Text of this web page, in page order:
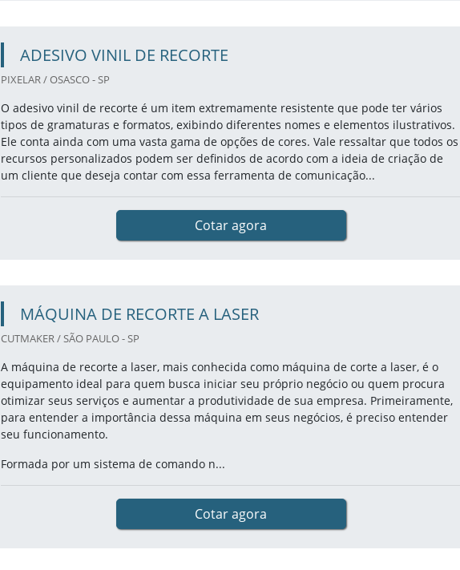
ADESIVO VINIL DE RECORTE
PIXELAR / OSASCO - SP
O adesivo vinil de recorte é um item extremamente resistente que pode ter vários
tipos de gramaturas e formatos, exibindo diferentes nomes e elementos ilustrativos.
Ele conta ainda com uma vasta gama de opções de cores. Vale ressaltar que todos os
recursos personalizados podem ser definidos de acordo com a ideia de criação de
um cliente que deseja contar com essa ferramenta de comunicação...
Cotar agora
MÁQUINA DE RECORTE A LASER
CUTMAKER / SÃO PAULO - SP
A máquina de recorte a laser, mais conhecida como máquina de corte a laser, é o
equipamento ideal para quem busca iniciar seu próprio negócio ou quem procura
otimizar seus serviços e aumentar a produtividade de sua empresa. Primeiramente,
para entender a importância dessa máquina em seus negócios, é preciso entender
seu funcionamento.
Formada por um sistema de comando n...
Cotar agora